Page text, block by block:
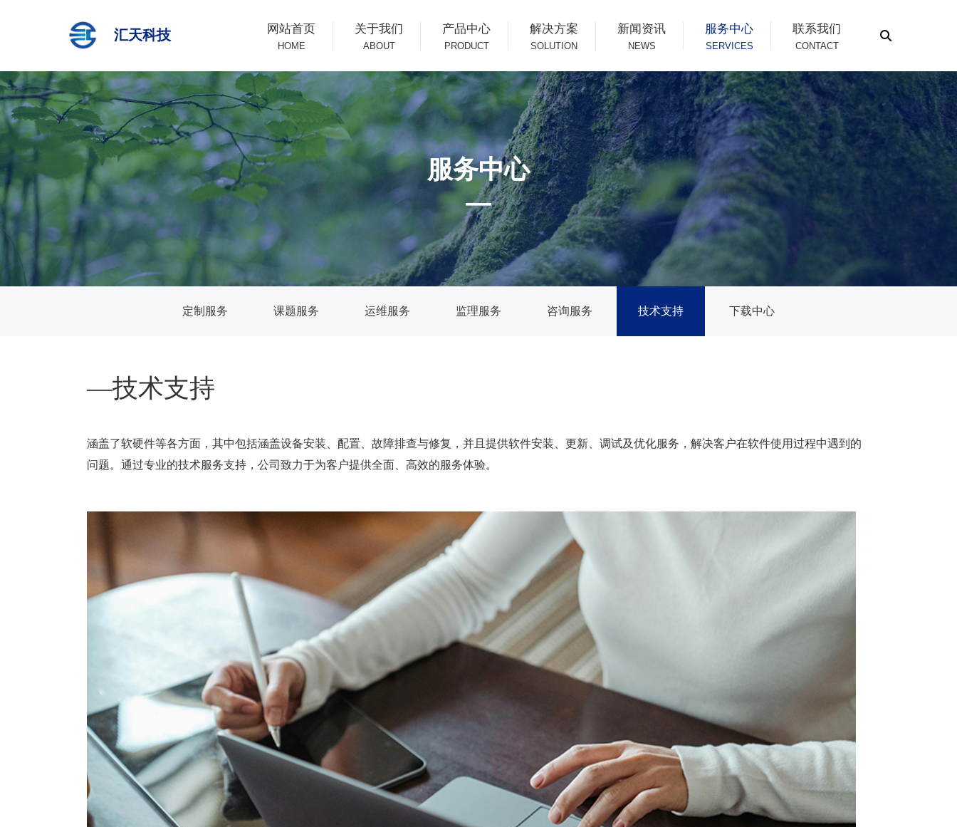
网站首页
HOME
关于我们
ABOUT
产品中心
PRODUCT
解决方案
SOLUTION
新闻资讯
NEWS
服务中心
SERVICES
联系我们
CONTACT
汇天科技
服务中心
—
定制服务 课题服务 运维服务 监理服务 咨询服务 技术支持 下载中心
—技术支持
涵盖了软硬件等各方面，其中包括涵盖设备安装、配置、故障排查与修复，并且提供软件安装、更新、调试及优化服务，解决客户在软件使用过程中遇到的
问题。通过专业的技术服务支持，公司致力于为客户提供全面、高效的服务体验。